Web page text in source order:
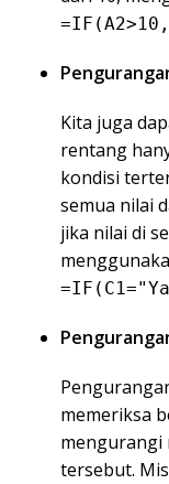
Kita juga
rentang
kondisi
semua nilai
jika nilai di
memeriksa
mengurangi
tersebut.